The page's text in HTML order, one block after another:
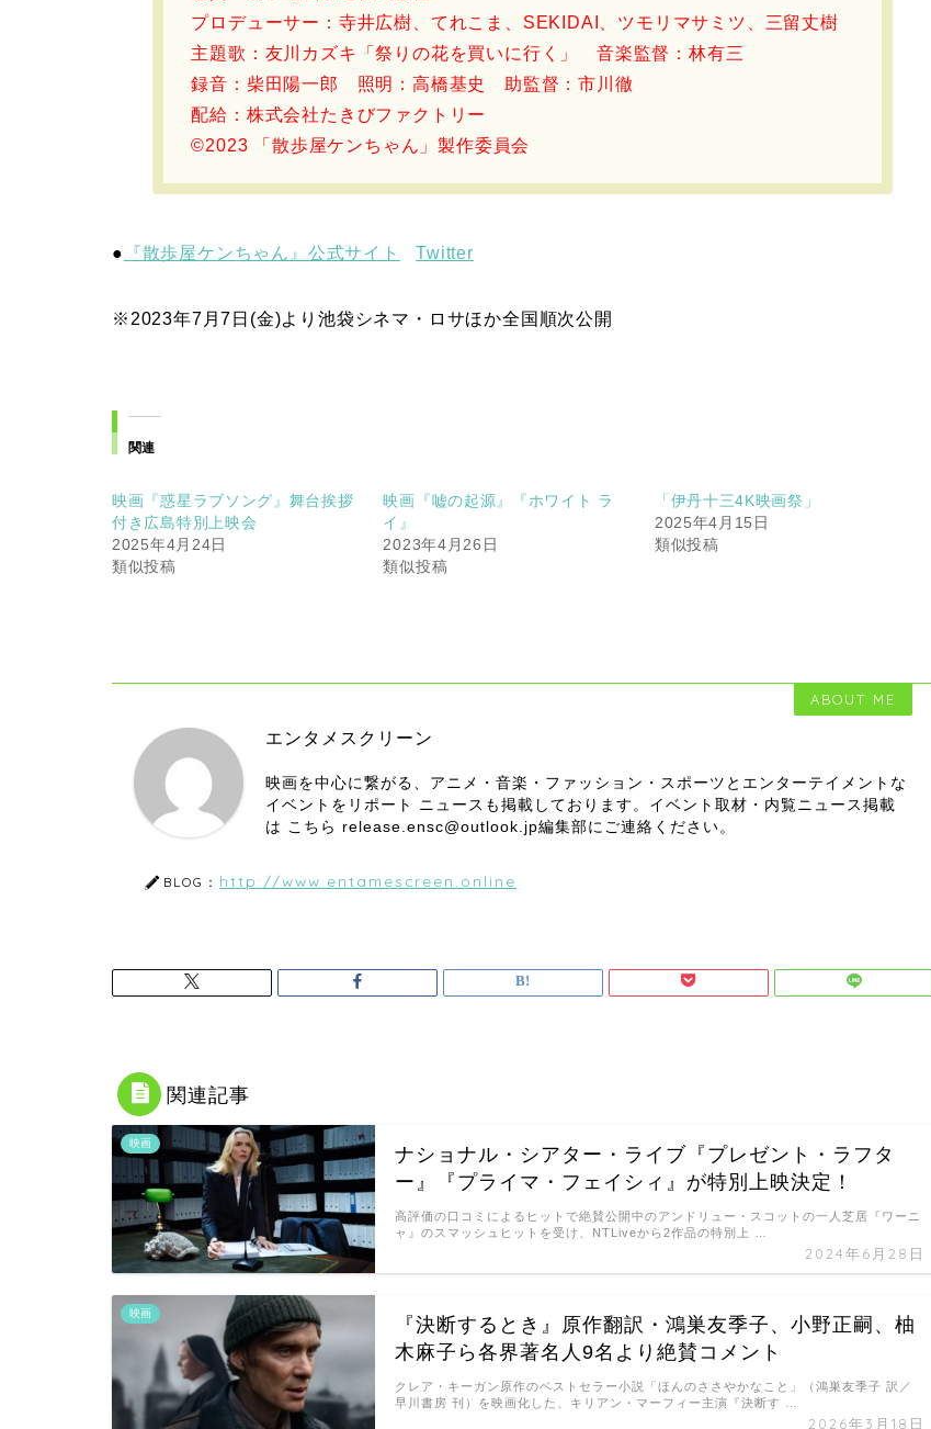
プロデューサー：寺井広樹、てれこま、SEKIDAI、ツモリマサミツ、三留丈樹
主題歌：友川カズキ「祭りの花を買いに行く」 音楽監督：林有三
録音：柴田陽一郎 照明：高橋基史 助監督：市川徹
配給：株式会社たきびファクトリー
©︎2023 「散歩屋ケンちゃん」製作委員会
● 『散歩屋ケンちゃん』公式サイト Twitter
※2023年7月7日(金)より池袋シネマ・ロサほか全国順次公開
関連
映画『惑星ラブソング』舞台挨拶
付き広島特別上映会
2025年4月24日
類似投稿
映画『嘘の起源』『ホワイト ラ
イ』
2023年4月26日
類似投稿
「伊丹十三4K映画祭」
2025年4月15日
類似投稿
ABOUT ME
エンタメスクリーン
映画を中心に繋がる、アニメ・音楽・ファッション・スポーツとエンターテイメントな
イベントをリポート ニュースも掲載しております。イベント取材・内覧ニュース掲載
は こちら release.ensc@outlook.jp編集部にご連絡ください。
BLOG： http://www.entamescreen.online
関連記事
映画
ナショナル・シアター・ライブ『プレゼント・ラフタ
ー』『プライマ・フェイシィ』が特別上映決定！
2024年6月28日
高評価の口コミによるヒットで絶賛公開中のアンドリュー・スコットの一人芝居『ワーニ
ャ』のスマッシュヒットを受け、NTLiveから2作品の特別上 …
映画
『決断するとき』原作翻訳・鴻巣友季子、小野正嗣、柚
木麻子ら各界著名人9名より絶賛コメント
2026年3月18日
クレア・キーガン原作のベストセラー小説「ほんのささやかなこと」（鴻巣友季子 訳／
早川書房 刊）を映画化した、キリアン・マーフィー主演『決断す …